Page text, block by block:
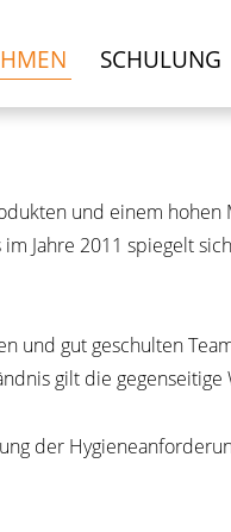
SCHULUNG
und einem hohen
Jahre 2011 spiegelt
und gut geschulten
gilt die
der